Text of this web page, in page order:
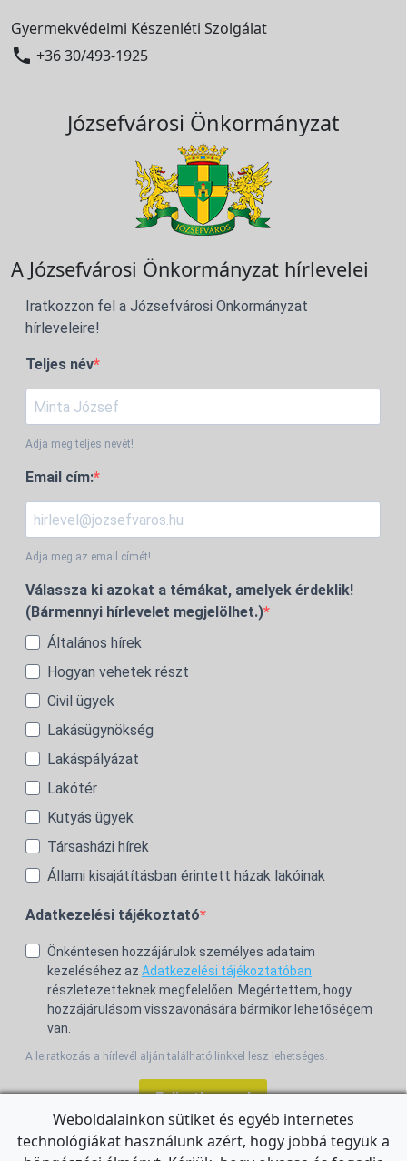
Gyermekvédelmi Készenléti Szolgálat
 +36 30/493-1925
Józsefvárosi Önkormányzat
A Józsefvárosi Önkormányzat hírlevelei
Iratkozzon fel a Józsefvárosi Önkormányzat
hírleveleire!
Teljes név
Adja meg teljes nevét!
Email cím:
Adja meg az email címét!
Válassza ki azokat a témákat, amelyek érdeklik!
(Bármennyi hírlevelet megjelölhet.)
Általános hírek
Hogyan vehetek részt
Civil ügyek
Lakásügynökség
Lakáspályázat
Lakótér
Kutyás ügyek
Társasházi hírek
Állami kisajátításban érintett házak lakóinak
Adatkezelési tájékoztató
Önkéntesen hozzájárulok személyes adataim
kezeléséhez az Adatkezelési tájékoztatóban
részletezetteknek megfelelően. Megértettem, hogy
hozzájárulásom visszavonására bármikor lehetőségem
van.
A leiratkozás a hírlevél alján található linkkel lesz lehetséges.
Feliratkozom!
Weboldalainkon sütiket és egyéb internetes
technológiákat használunk azért, hogy jobbá tegyük a